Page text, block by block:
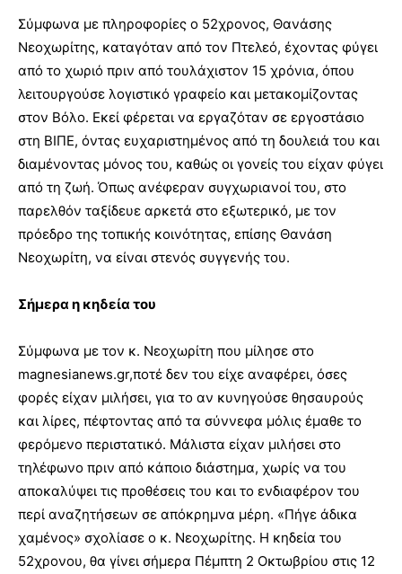
Σύμφωνα με πληροφορίες ο 52χρονος, Θανάσης
Νεοχωρίτης, καταγόταν από τον Πτελεό, έχοντας φύγει
από το χωριό πριν από τουλάχιστον 15 χρόνια, όπου
λειτουργούσε λογιστικό γραφείο και μετακομίζοντας
στον Βόλο. Εκεί φέρεται να εργαζόταν σε εργοστάσιο
στη ΒΙΠΕ, όντας ευχαριστημένος από τη δουλειά του και
διαμένοντας μόνος του, καθώς οι γονείς του είχαν φύγει
από τη ζωή. Όπως ανέφεραν συγχωριανοί του, στο
παρελθόν ταξίδευε αρκετά στο εξωτερικό, με τον
πρόεδρο της τοπικής κοινότητας, επίσης Θανάση
Νεοχωρίτη, να είναι στενός συγγενής του.
Σήμερα η κηδεία του
Σύμφωνα με τον κ. Νεοχωρίτη που μίλησε στο
magnesianews.gr,ποτέ δεν του είχε αναφέρει, όσες
φορές είχαν μιλήσει, για το αν κυνηγούσε θησαυρούς
και λίρες, πέφτοντας από τα σύννεφα μόλις έμαθε το
φερόμενο περιστατικό. Μάλιστα είχαν μιλήσει στο
τηλέφωνο πριν από κάποιο διάστημα, χωρίς να του
αποκαλύψει τις προθέσεις του και το ενδιαφέρον του
περί αναζητήσεων σε απόκρημνα μέρη. «Πήγε άδικα
χαμένος» σχολίασε ο κ. Νεοχωρίτης. Η κηδεία του
52χρονου, θα γίνει σήμερα Πέμπτη 2 Οκτωβρίου στις 12